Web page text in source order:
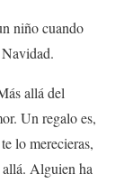
niño cuando
allá del
Un regalo es,
lo merecieras,
Alguien ha